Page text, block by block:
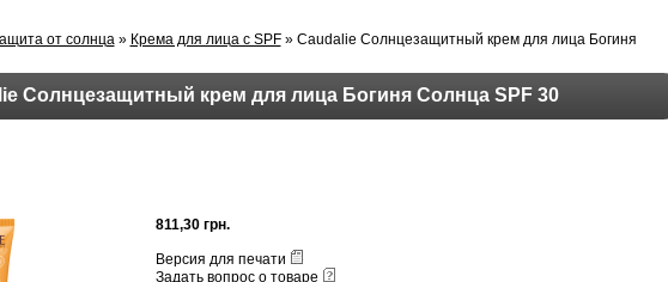
от солнца» Крема для лица с SPF» Caudalie Солнцезащитный крем для лица Богиня
Солнцезащитный крем для лица Богиня Солнца SPF 30
811,30 грн.
Версия для печати
Задать вопрос о товаре